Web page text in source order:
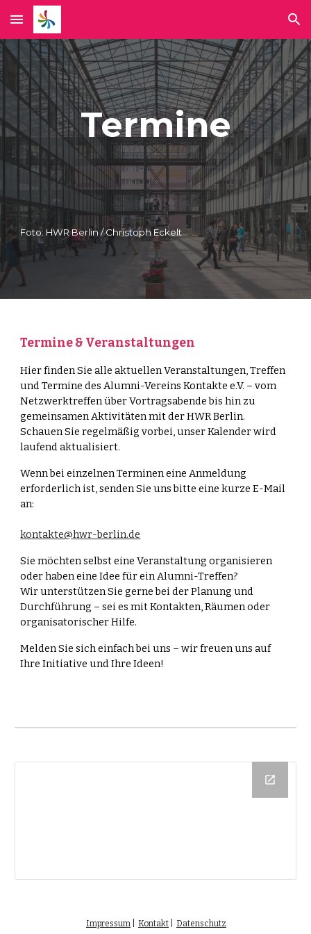
Skip to main content Skip to navigation
Termine
Foto: HWR Berlin / Christoph Eckelt
Termine & Veranstaltungen
Hier finden Sie alle aktuellenVeranstaltungen, Treffen
und Termine des Alumni-VereinsKontakte e.V. – vom
Netzwerktreffen über Vortragsabende bis hin zu
gemeinsamen Aktivitäten mit der HWR Berlin.
Schauen Sie regelmäßig vorbei, unser Kalender wird
laufend aktualisiert.
Wenn bei einzelnen Terminen eine Anmeldung
erforderlich ist, senden Sie uns bitte eine kurze E-Mail
an:
kontakte@hwr-berlin.de
Sie möchten selbst eine Veranstaltung organisieren
oder haben eine Idee für ein Alumni-Treffen?
Wir unterstützen Sie gerne bei der Planung und
Durchführung – sei es mit Kontakten, Räumen oder
organisatorischer Hilfe.
Melden Sie sich einfach bei uns – wir freuen uns auf
Ihre Initiative und Ihre Ideen!
Impressum Kontakt Datenschutz